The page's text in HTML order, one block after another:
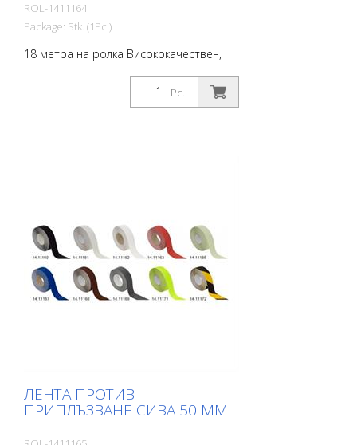
ROL-1411164
Package: Stk. (1Pc.)
18 метра на ролка Висококачествен,
максимално сцепление и отлична
конформност. Идеален за полагане
Pc.
ЛЕНТА ПРОТИВ
ПРИПЛЪЗВАНЕ СИВА 50 ММ